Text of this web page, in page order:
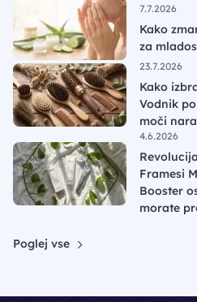
7.7.2026
Kako
za
23.7.2026
Kako
Vodnik
moči
4.6.2026
Framesi
Booster
morate
Poglej vse